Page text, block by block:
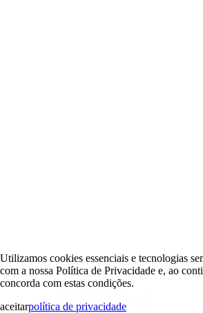
Utilizamos cookies essenciais e tecnologias
com a nossa Política de Privacidade e, ao
concorda com estas condições.
aceitarpolítica de privacidade